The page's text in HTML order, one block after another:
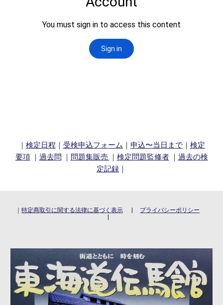
｜ 検定日程 ｜ 受検申込フォーム ｜ 申込〜当日まで｜ 検定
要項
｜ 過去問 ｜ 問題集販売 ｜ 検定問題監修者 ｜ 過去の検
定記録 ｜
｜ 特定商取引に関する法律に基づく表示 | プライバシーポリシー
|